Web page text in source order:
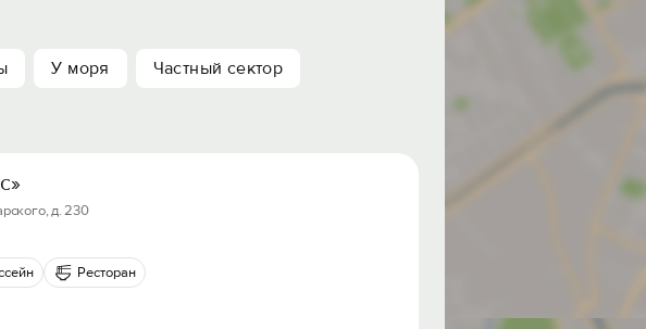
У моря Частный сектор
д. 230
Ресторан